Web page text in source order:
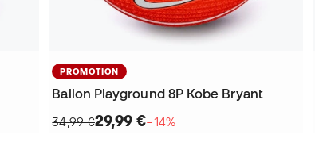
PROMOTION
Ballon Playground 8P Kobe Bryant
34,99 €29,99 €−14%